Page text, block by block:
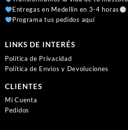
Entregas en Medellín en 3-4 horas
Programa tus pedidos aquí
LINKS DE INTERÉS
Política de Privacidad
Política de Envíos y Devoluciones
CLIENTES
Mi Cuenta
Pedidos